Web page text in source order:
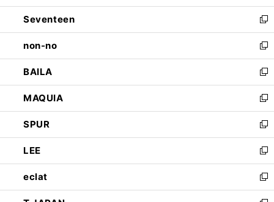
開
く
ウ
で
開
く
ン
ド
ウ
で
開
く
Seventeen
新
し
い
ウ
ィ
ン
ド
ウ
で
開
く
non-no
新
し
い
ウ
ィ
ン
ド
ウ
で
開
く
BAILA
新
し
い
ウ
ィ
ン
ド
ウ
で
開
MAQUIA
新
し
い
ウ
ィ
ン
ド
ウ
SPUR
新
し
い
ウ
ィ
ン
LEE
新
し
い
ウ
eclat
新
し